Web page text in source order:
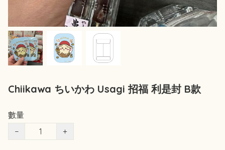
Chiikawa ちいかわ Usagi 招福 利是封 B款
數量
−
+